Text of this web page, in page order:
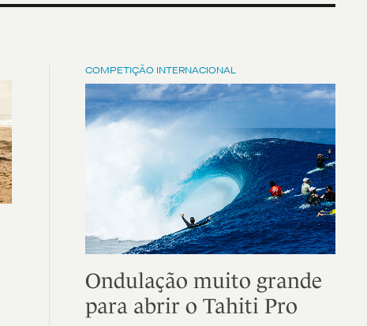
COMPETIÇÃO INTERNACIONAL
Ondulação muito grande
para abrir o Tahiti Pro